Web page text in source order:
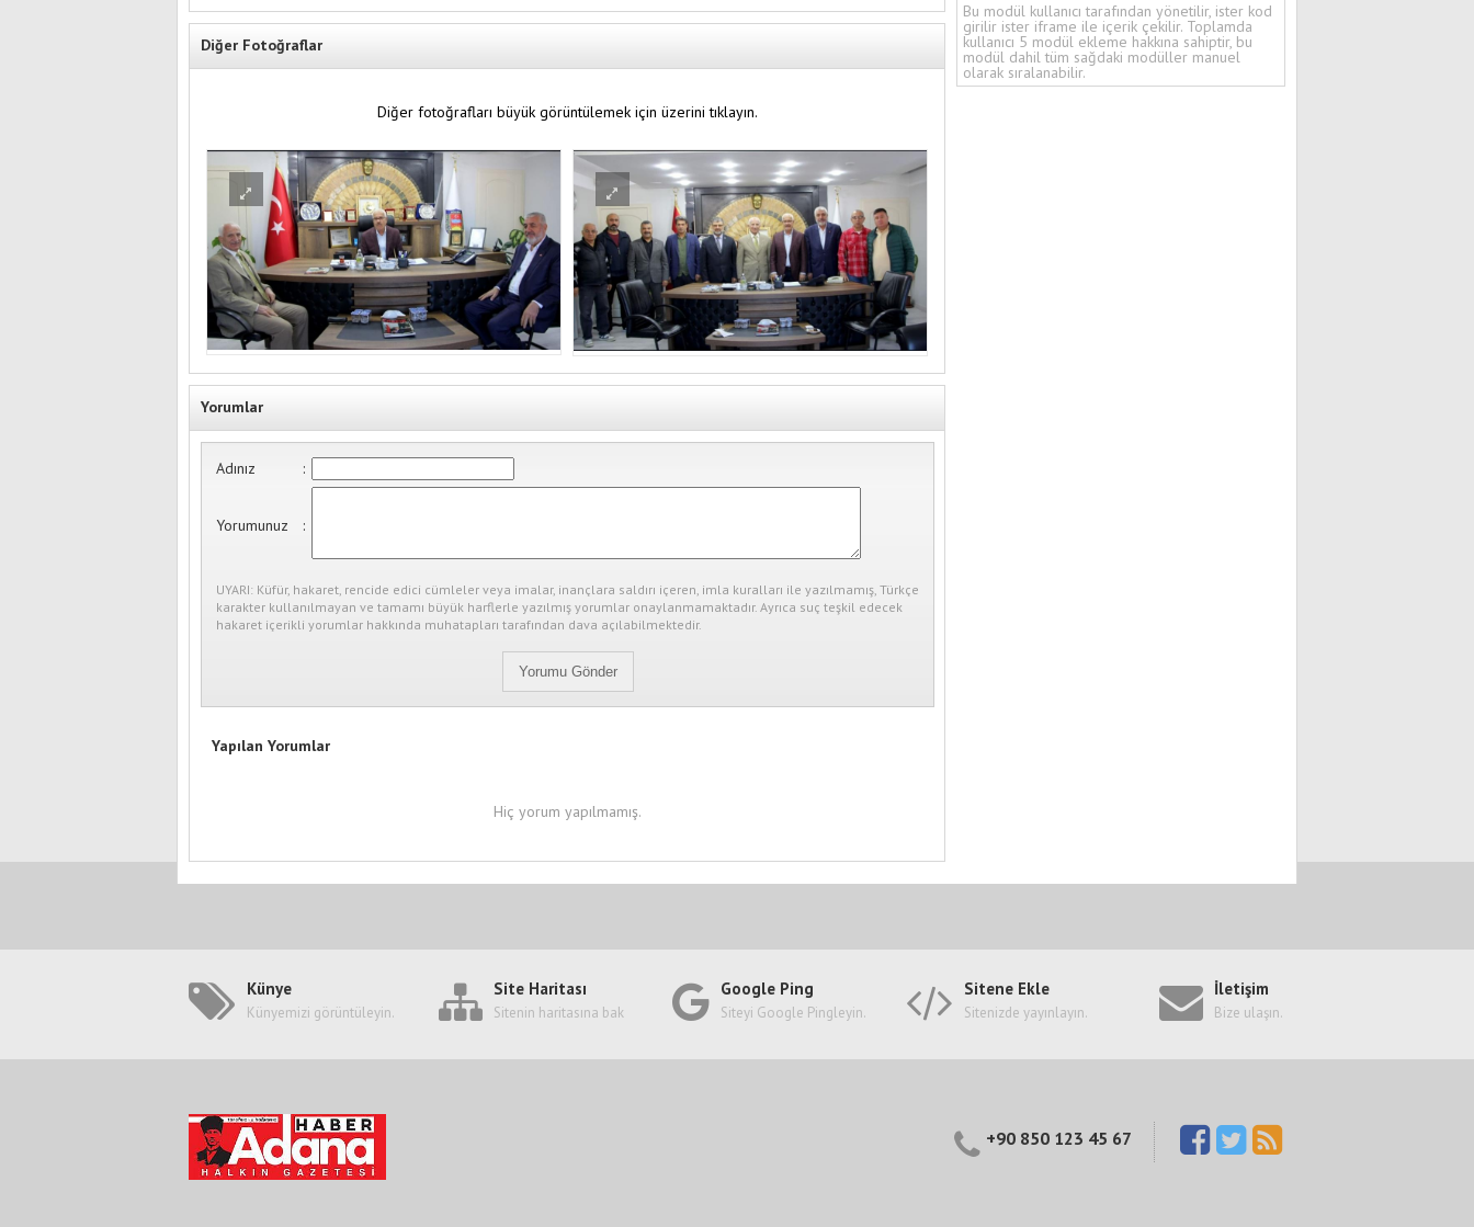
Diğer Fotoğraflar
Diğer fotoğrafları büyük görüntülemek için üzerini tıklayın.
Yorumlar
Adınız :
Yorumunuz :
UYARI: Küfür, hakaret, rencide edici cümleler veya imalar, inançlara saldırı içeren, imla kuralları ile yazılmamış, Türkçe
karakter kullanılmayan ve tamamı büyük harflerle yazılmış yorumlar onaylanmamaktadır. Ayrıca suç teşkil edecek
hakaret içerikli yorumlar hakkında muhatapları tarafından dava açılabilmektedir.
Yapılan Yorumlar
Hiç yorum yapılmamış.
Bu modül kullanıcı tarafından yönetilir, ister kod
girilir ister iframe ile içerik çekilir. Toplamda
kullanıcı 5 modül ekleme hakkına sahiptir, bu
modül dahil tüm sağdaki modüller manuel
olarak sıralanabilir.
Künye
Künyemizi görüntüleyin.
Site Haritası
Sitenin haritasına bak
Google Ping
Siteyi Google Pingleyin.
Sitene Ekle
Sitenizde yayınlayın.
İletişim
Bize ulaşın.
+90 850 123 45 67